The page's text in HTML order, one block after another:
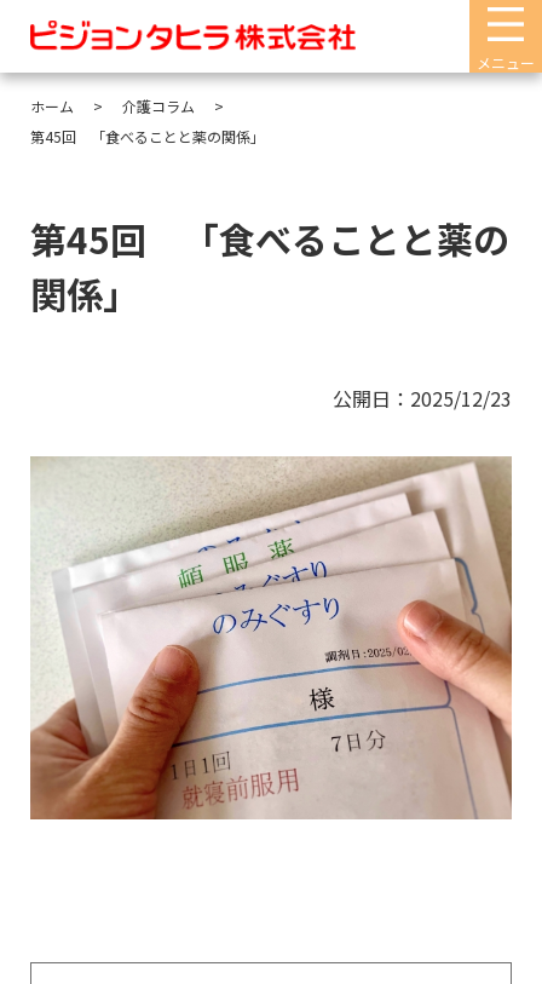
メニュー
ホーム
介護コラム
第45回 「食べることと薬の関係」
第45回 「食べることと薬の
関係」
公開日：2025/12/23